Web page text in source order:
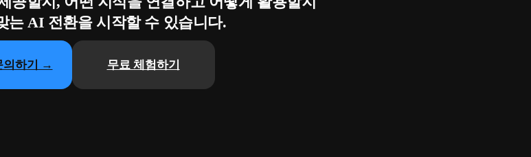
는 AI 전환을 시작할 수 있습니다.
의하기 → 무료 체험하기